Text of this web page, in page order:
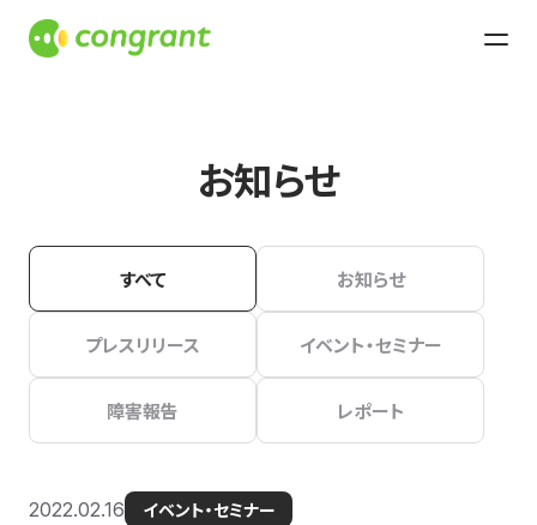
お知らせ
すべて お知らせ
プレスリリース イベント・セミナー
障害報告 レポート
2022.02.16 イベント・セミナー